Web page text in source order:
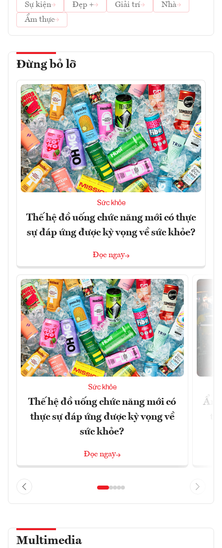
Sự kiện
Đẹp + Giải trí
Nhà
Ẩm thực
Đừng bỏ lỡ
Sức khỏe
Thế hệ đồ uống chức năng mới có thực
sự đáp ứng được kỳ vọng về sức khỏe?
Đọc ngay
Sức khỏe
Thế hệ đồ uống chức năng mới có
thực sự đáp ứng được kỳ vọng về
sức khỏe?
Đọc ngay
Ẩm
Multimedia